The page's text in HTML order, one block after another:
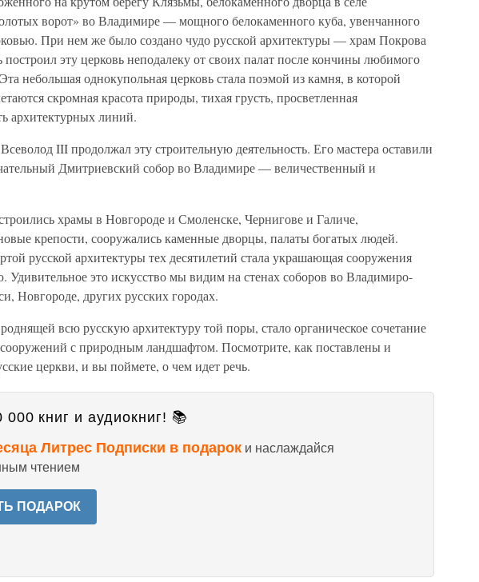
ворот» во Владимире — мощного белокаменного куба, увенчанного
При нем же было создано чудо русской архитектуры — храм Покрова
эту церковь неподалеку от своих палат после кончины любимого
небольшая однокупольная церковь стала поэмой из камня, в которой
скромная красота природы, тихая грусть, просветленная
архитектурных линий.
III продолжал эту строительную деятельность. Его мастера оставили
Дмитриевский собор во Владимире — величественный и
храмы в Новгороде и Смоленске, Чернигове и Галиче,
крепости, сооружались каменные дворцы, палаты богатых людей.
русской архитектуры тех десятилетий стала украшающая сооружения
Удивительное это искусство мы видим на стенах соборов во Владимиро-
Новгороде, других русских городах.
всю русскую архитектуру той поры, стало органическое сочетание
с природным ландшафтом. Посмотрите, как поставлены и
церкви, и вы поймете, о чем идет речь.
книг и аудиокниг! 📚
Литрес Подписки в подарок и наслаждайся
чтением
ПОДАРОК